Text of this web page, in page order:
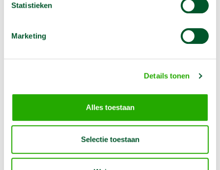
Statistieken
Marketing
Details tonen
Alles toestaan
Selectie toestaan
Graafmachine 1.5 ton diesel
517,50 /1 week
Reserveer nu
rupsbanden, geschikt voor graafwerkzaamheden in tuinen
met 3 verschillende bakken.